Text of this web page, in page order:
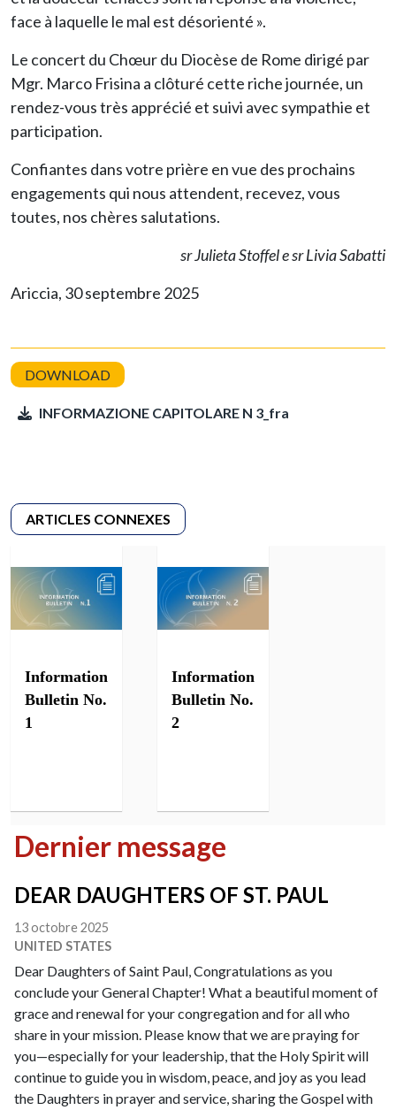
face à laquelle le mal est désorienté ».
Le concert du Chœur du Diocèse de Rome dirigé par
Mgr. Marco Frisina a clôturé cette riche journée, un
rendez-vous très apprécié et suivi avec sympathie et
participation.
Confiantes dans votre prière en vue des prochains
engagements qui nous attendent, recevez, vous
toutes, nos chères salutations.
sr Julieta Stoffel e sr Livia Sabatti
Ariccia, 30 septembre 2025
INFORMAZIONE CAPITOLARE N 3_fra
Information
Bulletin No.
1
Information
Bulletin No.
2
Dernier message
DEAR DAUGHTERS OF ST. PAUL
13 octobre 2025
UNITED STATES
Dear Daughters of Saint Paul, Congratulations as you
conclude your General Chapter! What a beautiful moment of
grace and renewal for your congregation and for all who
share in your mission. Please know that we are praying for
you—especially for your leadership, that the Holy Spirit will
continue to guide you in wisdom, peace, and joy as you lead
the Daughters in prayer and service, sharing the Gospel with